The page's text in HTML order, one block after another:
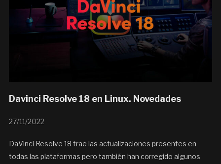
Davinci Resolve 18 en Linux. Novedades
27/11/2022
DaVinci Resolve 18 trae las actualizaciones presentes en
todas las plataformas pero también han corregido algunos